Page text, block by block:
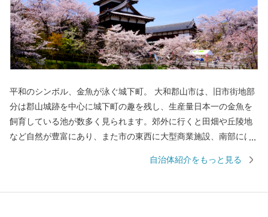
平和のシンボル、金魚が泳ぐ城下町。 大和郡山市は、旧市街地部
分は郡山城跡を中心に城下町の趣を残し、生産量日本一の金魚を
飼育している池が数多く見られます。郊外に行くと田畑や丘陵地
など自然が豊富にあり、また市の東西に大型商業施設、南部には
スの取れた住みよいまちです。 本市では、「あふれる夢と希望
自治体紹介をもっと見る